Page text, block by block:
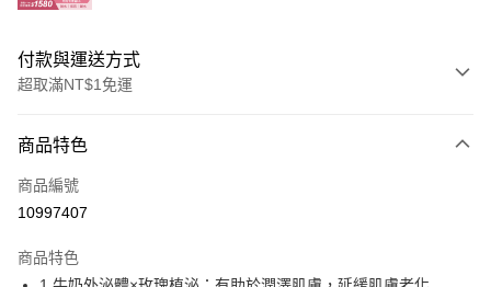
付款與運送方式
超取滿NT$1免運
信用卡一次付款
信用卡分期付款
合作金庫商業銀行
6 期 0 利率 每期
商品特色
商品編號
10997407
商品特色